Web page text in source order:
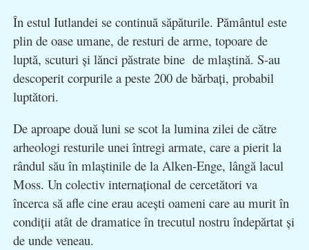
În estul Iutlandei se continuă săpăturile. Pământul este
plin de oase umane, de resturi de arme, topoare de
luptă, scuturi şi lănci păstrate bine de mlaştină. S-au
descoperit corpurile a peste 200 de bărbaţi, probabil
luptători.
De aproape două luni se scot la lumina zilei de către
arheologi resturile unei întregi armate, care a pierit la
rândul său în mlaştinile de la Alken-Enge, lângă lacul
Moss. Un colectiv internaţional de cercetători va
încerca să afle cine erau aceşti oameni care au murit în
condiţii atât de dramatice în trecutul nostru îndepărtat şi
de unde veneau.